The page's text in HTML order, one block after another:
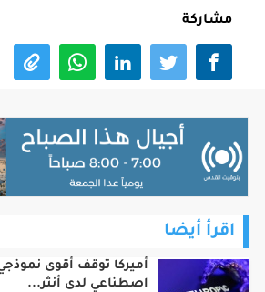
مشاركة
اقرأ أيضا
أميركا توقف أقوى
اصطناعي لدى أنثر...